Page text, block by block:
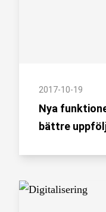
2017-10-19
Nya
bättre